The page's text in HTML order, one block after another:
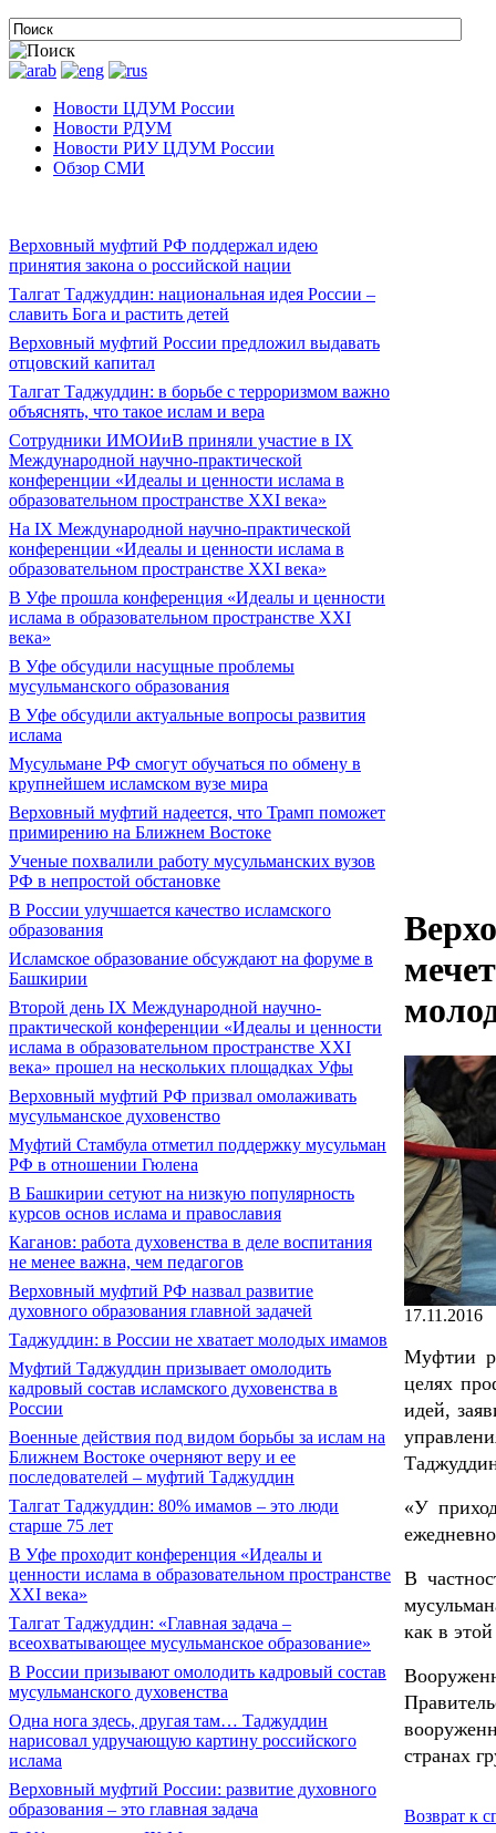
Новости ЦДУМ России
Новости РДУМ
Новости РИУ ЦДУМ России
Обзор СМИ
Верховный муфтий РФ поддержал идею
принятия закона о российской нации
Талгат Таджуддин: национальная идея России –
славить Бога и растить детей
Верховный муфтий России предложил выдавать
отцовский капитал
Талгат Таджуддин: в борьбе с терроризмом важно
объяснять, что такое ислам и вера
Сотрудники ИМОИиВ приняли участие в IX
Международной научно-практической
конференции «Идеалы и ценности ислама в
образовательном пространстве XXI века»
На IX Международной научно-практической
конференции «Идеалы и ценности ислама в
образовательном пространстве XXI века»
В Уфе прошла конференция «Идеалы и ценности
ислама в образовательном пространстве XXI
века»
В Уфе обсудили насущные проблемы
мусульманского образования
В Уфе обсудили актуальные вопросы развития
ислама
Мусульмане РФ смогут обучаться по обмену в
крупнейшем исламском вузе мира
Верховный муфтий надеется, что Трамп поможет
примирению на Ближнем Востоке
Ученые похвалили работу мусульманских вузов
РФ в непростой обстановке
В России улучшается качество исламского
образования
Исламское образование обсуждают на форуме в
Башкирии
Второй день IX Международной научно-
практической конференции «Идеалы и ценности
ислама в образовательном пространстве XXI
века» прошел на нескольких площадках Уфы
Верховный муфтий РФ призвал омолаживать
мусульманское духовенство
Муфтий Стамбула отметил поддержку мусульман
РФ в отношении Гюлена
В Башкирии сетуют на низкую популярность
курсов основ ислама и православия
Каганов: работа духовенства в деле воспитания
не менее важна, чем педагогов
Верховный муфтий РФ назвал развитие
духовного образования главной задачей
Таджуддин: в России не хватает молодых имамов
Муфтий Таджуддин призывает омолодить
кадровый состав исламского духовенства в
России
Военные действия под видом борьбы за ислам на
Ближнем Востоке очерняют веру и ее
последователей – муфтий Таджуддин
Талгат Таджуддин: 80% имамов – это люди
старше 75 лет
В Уфе проходит конференция «Идеалы и
ценности ислама в образовательном пространстве
XXI века»
Талгат Таджуддин: «Главная задача –
всеохватывающее мусульманское образование»
В России призывают омолодить кадровый состав
мусульманского духовенства
Одна нога здесь, другая там… Таджуддин
нарисовал удручающую картину российского
ислама
Верховный муфтий России: развитие духовного
образования – это главная задача
17.11.2016
Муфтии
целях
идей,
«У
В
как в
странах
Возврат к